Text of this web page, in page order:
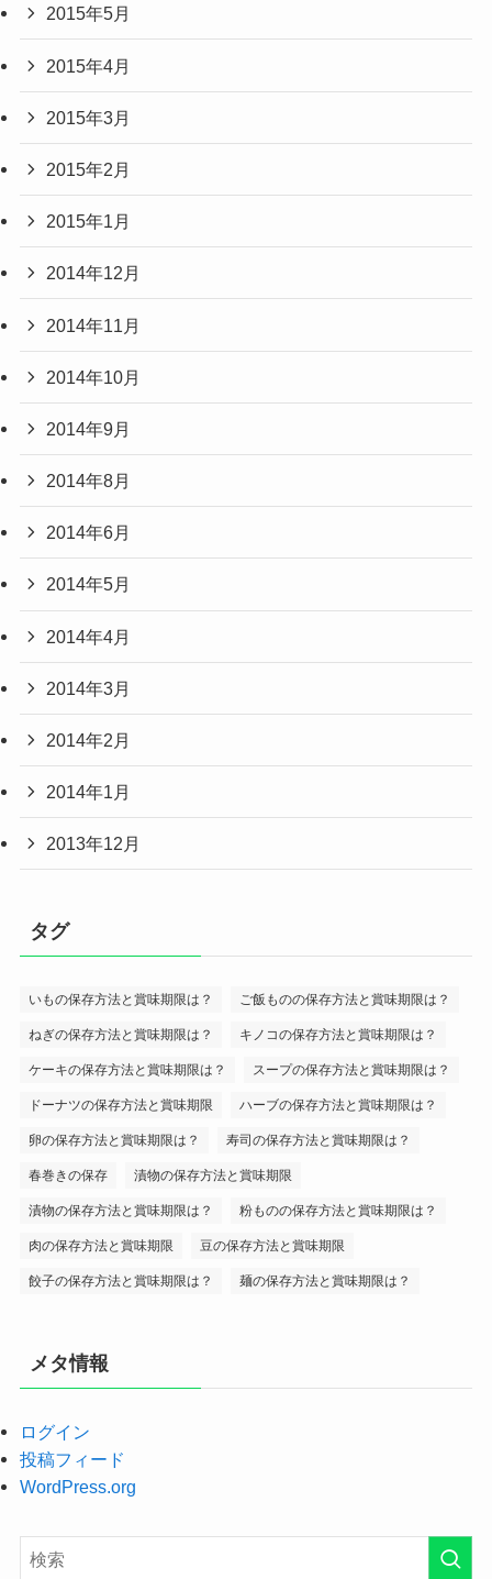
2015年5月
2015年4月
2015年3月
2015年2月
2015年1月
2014年12月
2014年11月
2014年10月
2014年9月
2014年8月
2014年6月
2014年5月
2014年4月
2014年3月
2014年2月
2014年1月
2013年12月
タグ
いもの保存方法と賞味期限は？ ご飯ものの保存方法と賞味期限は？
ねぎの保存方法と賞味期限は？ キノコの保存方法と賞味期限は？
ケーキの保存方法と賞味期限は？ スープの保存方法と賞味期限は？
ドーナツの保存方法と賞味期限 ハーブの保存方法と賞味期限は？
卵の保存方法と賞味期限は？ 寿司の保存方法と賞味期限は？
春巻きの保存 漬物の保存方法と賞味期限
漬物の保存方法と賞味期限は？ 粉ものの保存方法と賞味期限は？
肉の保存方法と賞味期限 豆の保存方法と賞味期限
餃子の保存方法と賞味期限は？ 麺の保存方法と賞味期限は？
メタ情報
ログイン
投稿フィード
WordPress.org